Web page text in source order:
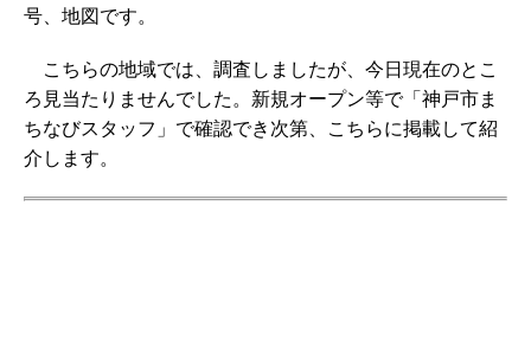
号、地図です。
こちらの地域では、調査しましたが、今日現在のとこ
ろ見当たりませんでした。新規オープン等で「神戸市ま
ちなびスタッフ」で確認でき次第、こちらに掲載して紹
介します。